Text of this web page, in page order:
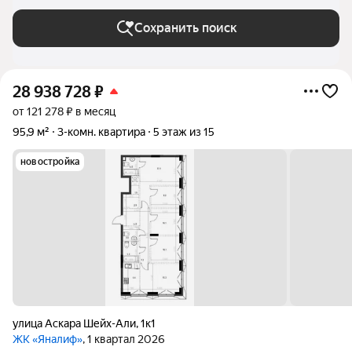
Сохранить поиск
28 938 728₽
от 121 278 ₽ в месяц
95,9 м²
3-комн. квартира 5 этаж из 15
новостройка
улица Аскара Шейх-Али,1к1
ЖК «Яналиф», 1 квартал 2026